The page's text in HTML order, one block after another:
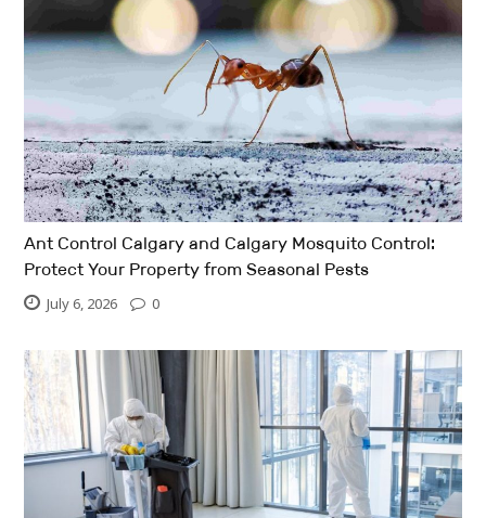
Ant Control Calgary and Calgary Mosquito Control:
Protect Your Property from Seasonal Pests
July 6, 2026 0